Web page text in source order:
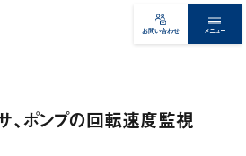
お問い合わせ メニュー
サ、ポンプの回転速度監視